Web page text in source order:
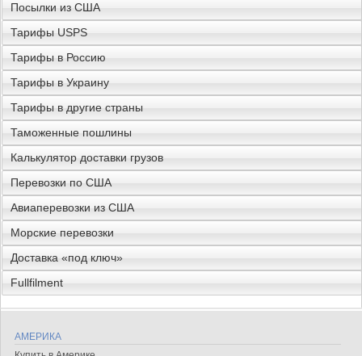
Посылки из США
Тарифы USPS
Тарифы в Россию
Тарифы в Украину
Тарифы в другие страны
Таможенные пошлины
Калькулятор доставки грузов
Перевозки по США
Авиаперевозки из США
Морские перевозки
Доставка «под ключ»
Fullfilment
АМЕРИКА